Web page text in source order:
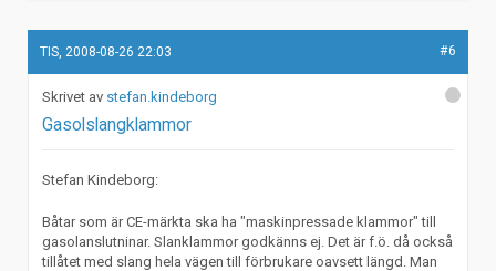
TIS, 2008-08-26 22:03 #6
stefan.kindeborg
Gasolslangklammor
Stefan Kindeborg:
Båtar som är CE-märkta ska ha "maskinpressade klammor" till
gasolanslutninar. Slanklammor godkänns ej. Det är f.ö. då också
tillåtet med slang hela vägen till förbrukare oavsett längd. Man